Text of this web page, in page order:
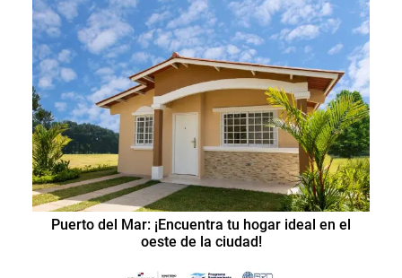
Puerto del Mar: ¡Encuentra tu hogar ideal en el
oeste de la ciudad!